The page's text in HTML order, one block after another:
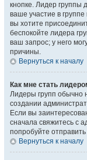
кнопке. Лидер группы
ваше участие в
вы хотите
беспокойте лидера
ваш запрос; у него
причины.
Вернуться к началу
Как мне стать
Лидеры групп обычно
создании
Если вы
сначала свяжитесь с
попробуйте
Вернуться к началу